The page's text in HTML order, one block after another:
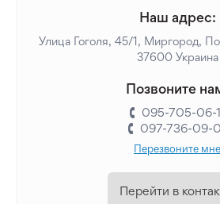
Наш адрес:
Улица Гоголя, 45/1, Миргород,
37600 Украина
Позвоните
095-705-06-
097-736-09-
Перезвоните мне
Перейти в